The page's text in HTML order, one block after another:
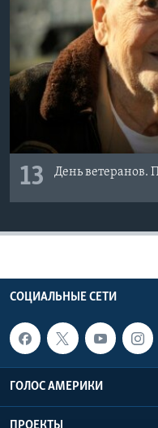
13 День ветеранов.
СОЦИАЛЬНЫЕ СЕТИ
ГОЛОС АМЕРИКИ
ПРОЕКТЫ